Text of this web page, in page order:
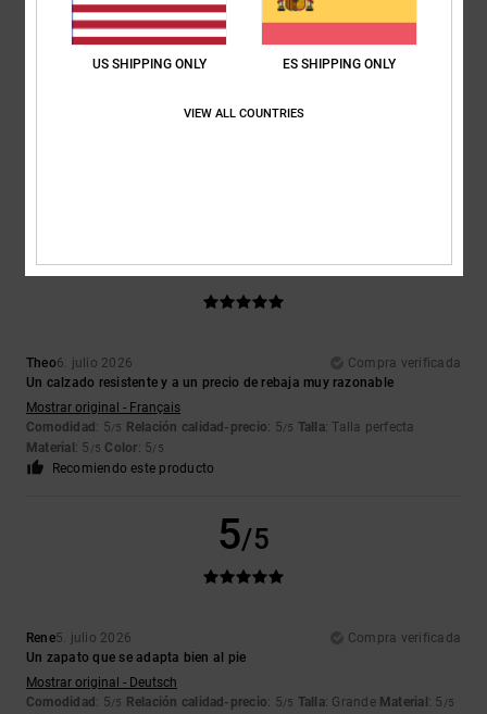
5/5
Theo6. julio 2026
Compra verificada
Un calzado resistente y a un precio de rebaja muy razonable
Mostrar original - Français
Comodidad : 5/5 Relación calidad-precio: 5/5 Talla: Talla perfecta
Material : 5 /5 Color: 5/5
Recomiendo este producto
5/5
Rene5. julio 2026
Compra verificada
Un zapato que se adapta bien al pie
Mostrar original - Deutsch
Comodidad : 5/5 Relación calidad-precio: 5/5 Talla: Grande Material : 5 /5
US SHIPPING ONLY ES SHIPPING ONLY
VIEW ALL COUNTRIES